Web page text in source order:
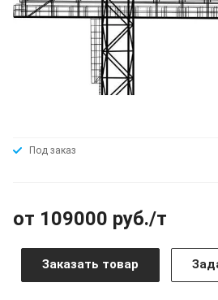
Под заказ
от 109000 руб./т
Заказать товар